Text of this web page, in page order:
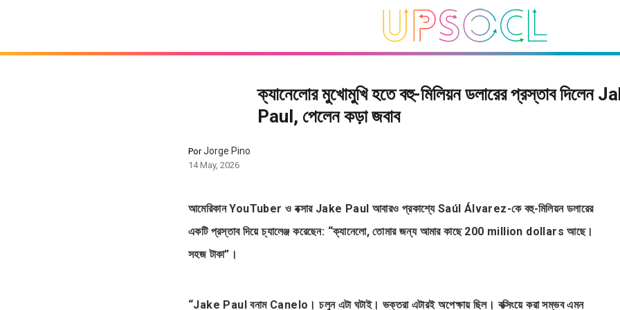
ক্যানেলোর মুখোমুখি হতে বহু-মিলিয়ন ডলারের প্রস্তাব দিলেন
Paul, পেলেন কড়া জবাব
PorJorge Pino
14 May, 2026
আমেরিকান YouTuber ও বক্সার Jake Paul আবারও প্রকাশ্যে Saúl Álvarez-কে বহু-মিলিয়ন ডলারের
একটি প্রস্তাব দিয়ে চ্যালেঞ্জ করেছেন: “ক্যানেলো, তোমার জন্য আমার কাছে 200 million dollars আছে।
সহজ টাকা”।
“Jake Paul বনাম Canelo। চলুন এটা ঘটাই। ভক্তরা এটারই অপেক্ষায় ছিল। বক্সিংয়ে করা সম্ভব এমন